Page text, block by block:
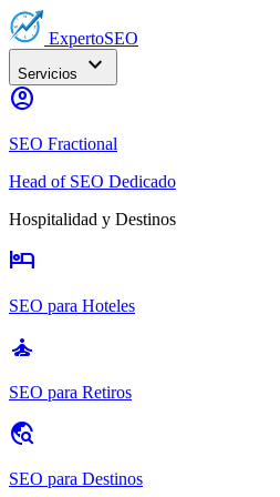
ExpertoSEO
Servicios
expand_more
account_circle
SEO Fractional
Head of SEO Dedicado
Hospitalidad y Destinos
hotel
SEO para Hoteles
self_improvement
SEO para Retiros
travel_explore
SEO para Destinos